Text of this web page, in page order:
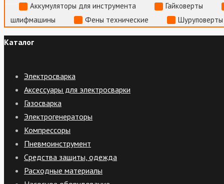
Аккумуляторы для инструмента
Гайковерты
шлифмашины
Фены технические
Каталог
Электросварка
Аксессуары для электросварки
Газосварка
Электрогенераторы
Компрессоры
Пневмоинструмент
Средства защиты, одежда
Расходные материалы